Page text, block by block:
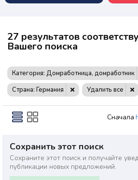
27 результатов
Вашего поиска
Категория: Домработница, домработник
Страна: Германия
Удалить все
Сначала
Сохранить этот поиск
Сохраните этот поиск и получайте
публикации новых предложений.